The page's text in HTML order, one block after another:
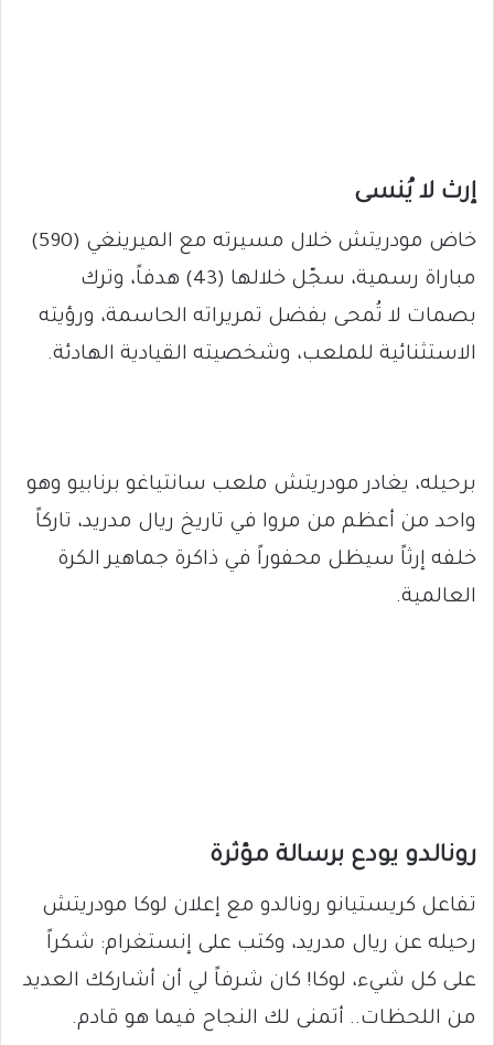
إرث لا يُنسى
خاض مودريتش خلال مسيرته مع الميرينغي (590)
مباراة رسمية، سجّل خلالها (43) هدفاً، وترك
بصمات لا تُمحى بفضل تمريراته الحاسمة، ورؤيته
الاستثنائية للملعب، وشخصيته القيادية الهادئة.
برحيله، يغادر مودريتش ملعب سانتياغو برنابيو وهو
واحد من أعظم من مروا في تاريخ ريال مدريد، تاركاً
خلفه إرثاً سيظل محفوراً في ذاكرة جماهير الكرة
العالمية.
رونالدو يودع برسالة مؤثرة
تفاعل كريستيانو رونالدو مع إعلان لوكا مودريتش
رحيله عن ريال مدريد، وكتب على إنستغرام: شكراً
على كل شيء، لوكا! كان شرفاً لي أن أشاركك العديد
من اللحظات.. أتمنى لك النجاح فيما هو قادم.